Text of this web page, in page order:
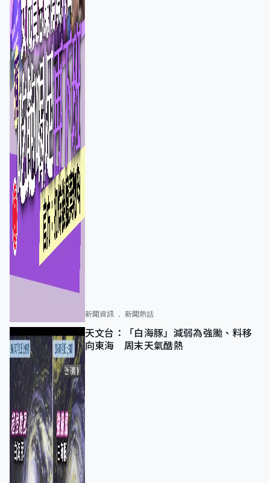
新聞資訊 新聞熱話
天文台：「白海豚」減弱為強颱、料移
向東海 周末天氣酷熱